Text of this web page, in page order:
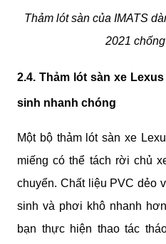
Thảm lót sàn của IMATS
2021
2.4. Thảm lót sàn xe
sinh nhanh chóng
Một bộ thảm lót sàn xe
miếng có thể tách rời chủ
chuyển. Chất liệu PVC dẻo
sinh và phơi khô nhanh
bạn thực hiện thao tác